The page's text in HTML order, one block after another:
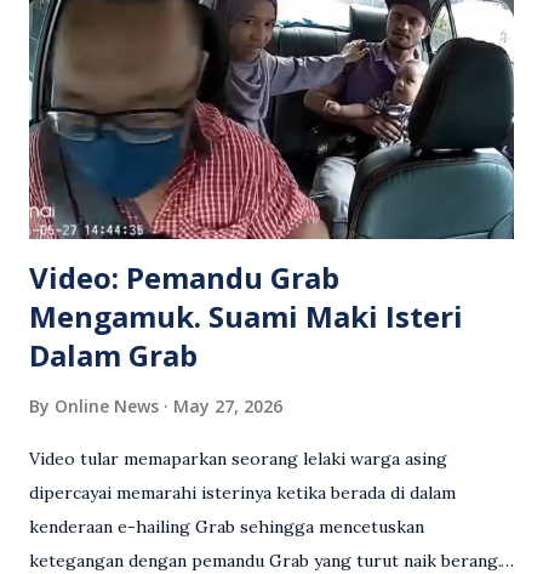
Video: Pemandu Grab
Mengamuk. Suami Maki Isteri
Dalam Grab
By Online News May 27, 2026
Video tular memaparkan seorang lelaki warga asing
dipercayai memarahi isterinya ketika berada di dalam
kenderaan e-hailing Grab sehingga mencetuskan
ketegangan dengan pemandu Grab yang turut naik berang.